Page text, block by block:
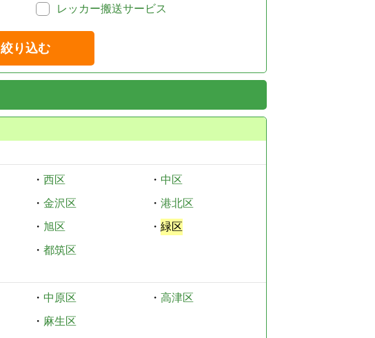
レッカー搬送サービス
絞り込む
・ 西区 ・ 中区
・ 金沢区 ・ 港北区
・ 旭区 ・ 緑区
・ 都筑区
・ 中原区 ・ 高津区
・ 麻生区